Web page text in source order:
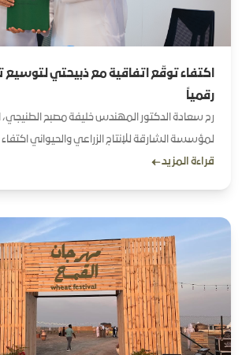
اكتفاء توقّع اتفاقية مع ذبيحتي لتوسيع
رقمياً
رح سعادة الدكتور المهندس خليفة مصبح الطنيجي،
لمؤسسة الشارقة للإنتاج الزراعي والحيواني
وقعت اتفاقية تعاون مع شركة ذبيحتي لتجارة المواد
يعزز سهولة الوصول إلى المستهلكين ويوسع منافذ
قراءة المزيد